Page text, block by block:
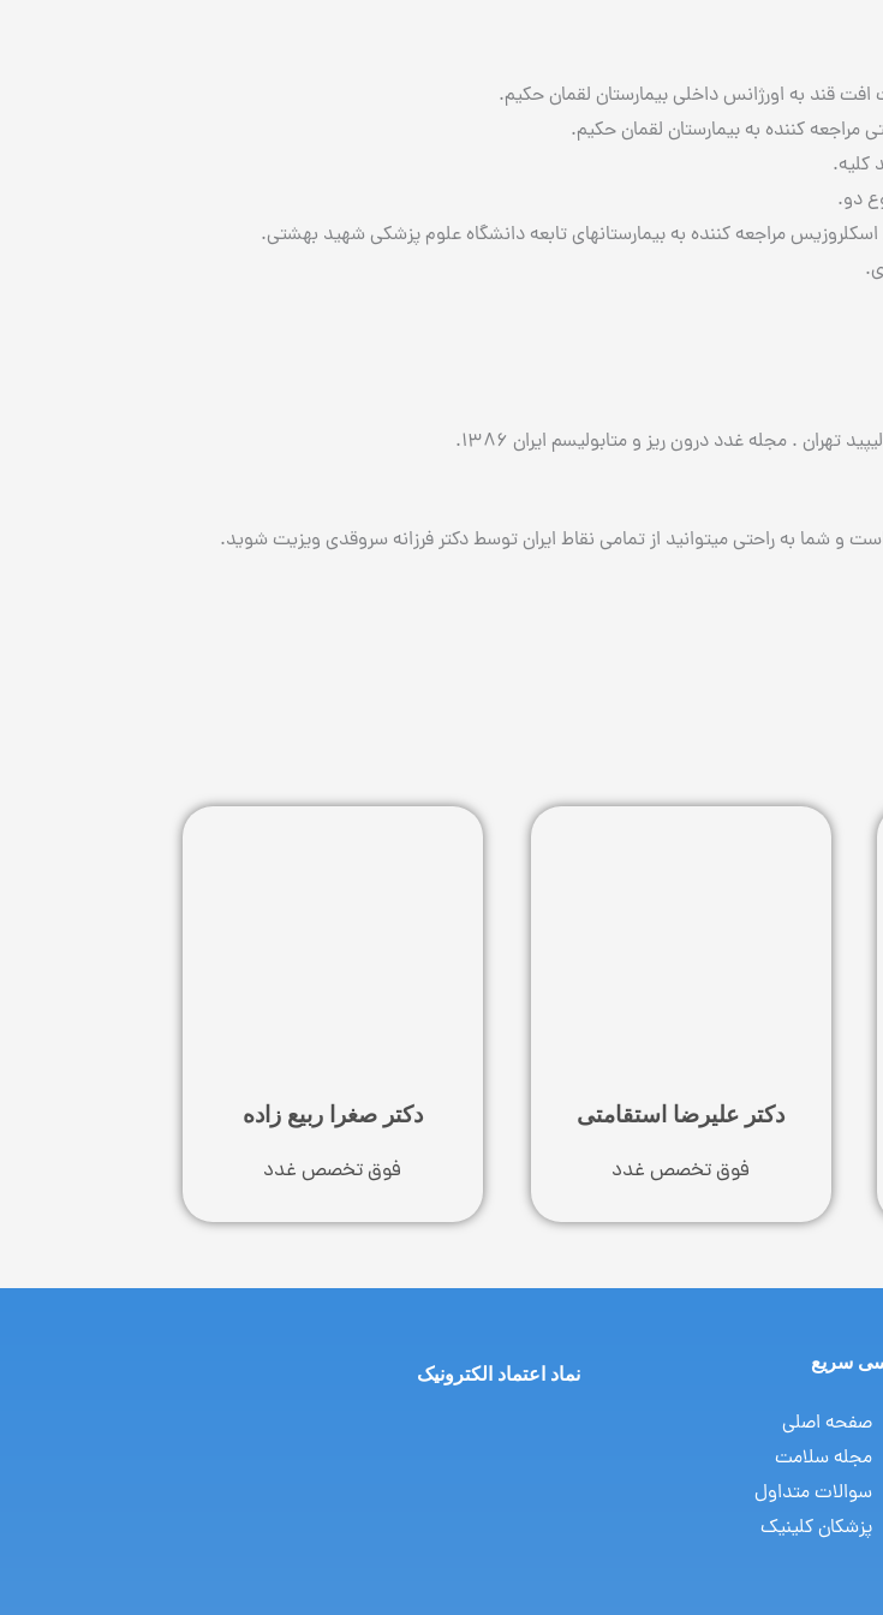
افت قند به اورژانس داخلي بيمارستان لقمان حكيم.
مراجعه كننده به بيمارستان لقمان حكيم.
كليه.
دو.
اسكلروزيس مراجعه كننده به بيمارستانهاي تابعه دانشگاه علوم پزشكي شهيد بهشتي.
و شما به راحتی میتوانید از تمامی نقاط ایران توسط دکتر فرزانه سروقدی ویزیت شوید.
دکتر علیرضا استقامتی
فوق تخصص غدد
دکتر صغرا ربیع زاده​
فوق تخصص غدد
سریع
صفحه اصلی
مجله سلامت
سوالات متداول
پزشکان کلینیک
نماد اعتماد الکترونیک